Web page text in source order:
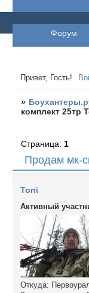
Форум
Привет, Гость!
»
комплект 25тр
Продам мк-
Страница: 1
Toni
Активный
Откуда: